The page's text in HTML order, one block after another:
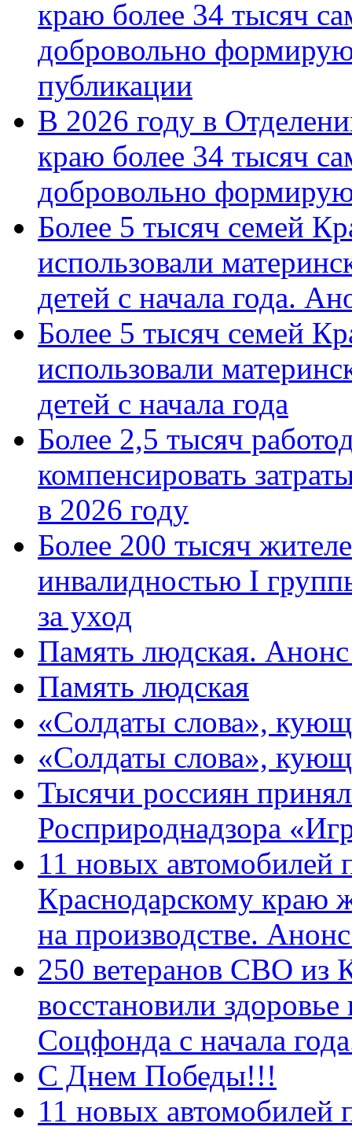
краю более 34 тысяч
добровольно
публикации
В 2026 году в
краю более 34 тысяч
добровольно
Более 5 тысяч семей
использовали
детей с начала года.
Более 5 тысяч семей
использовали
детей с начала года
Более 2,5 тысяч
компенсировать
в 2026 году
Более 200 тысяч
инвалидностью I
за уход
Память людская.
Память людская
«Солдаты слова»,
«Солдаты слова»,
Тысячи россиян
Росприроднадзора
11 новых автомобилей
Краснодарскому краю
на производстве.
250 ветеранов СВО из
восстановили
Соцфонда с начала
С Днем Победы!!!
11 новых автомобилей